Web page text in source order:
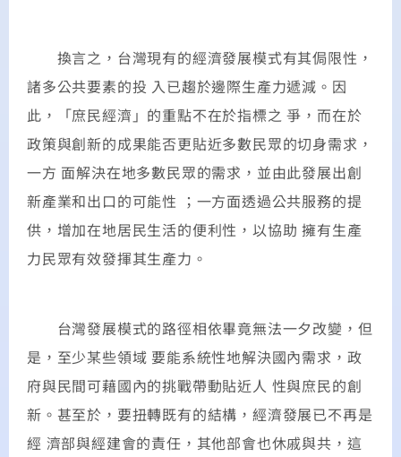
換言之，台灣現有的經濟發展模式有其侷限性，
諸多公共要素的投 入已趨於邊際生產力遞減。因
此，「庶民經濟」的重點不在於指標之 爭，而在於
政策與創新的成果能否更貼近多數民眾的切身需求，
一方 面解決在地多數民眾的需求，並由此發展出創
新產業和出口的可能性 ；一方面透過公共服務的提
供，增加在地居民生活的便利性，以協助 擁有生產
力民眾有效發揮其生產力。
台灣發展模式的路徑相依畢竟無法一夕改變，但
是，至少某些領域 要能系統性地解決國內需求，政
府與民間可藉國內的挑戰帶動貼近人 性與庶民的創
新。甚至於，要扭轉既有的結構，經濟發展已不再是
經 濟部與經建會的責任，其他部會也休戚與共，這